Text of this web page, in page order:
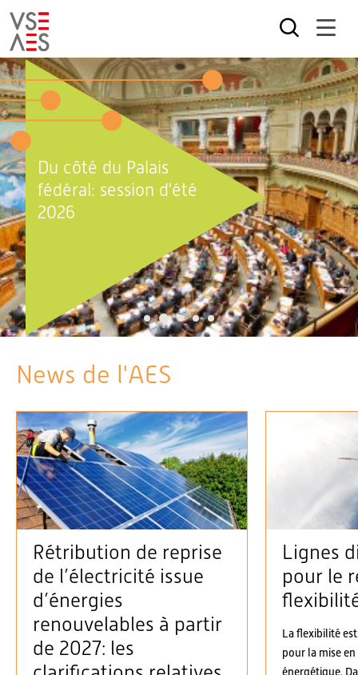
Aller
au
contenu
principal
Du côté du Palais
fédéral: session d'été
2026
1 2 3 4 5
News de l'AES
Rétribution de reprise
de l’électricité issue
d’énergies
renouvelables à partir
de 2027: les
Lignes
pour le
La flexibilité
pour la mise
énergétique.